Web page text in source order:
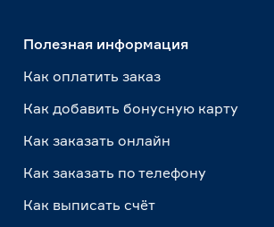
Полезная информация
Как оплатить заказ
Как добавить бонусную карту
Как заказать онлайн
Как заказать по телефону
Как выписать счёт